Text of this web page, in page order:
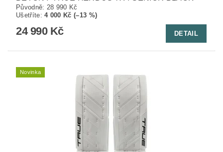
Původně: 28 990 Kč
Ušetříte:4 000 Kč (–13 %)
24 990 Kč DETAIL
Novinka